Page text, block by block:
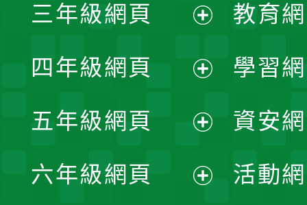
選
單
開
選
單
三年級網頁
開
選
單
四年級網頁
開
選
五年級網頁
開
六年級網頁
教育
學習
資安
活動